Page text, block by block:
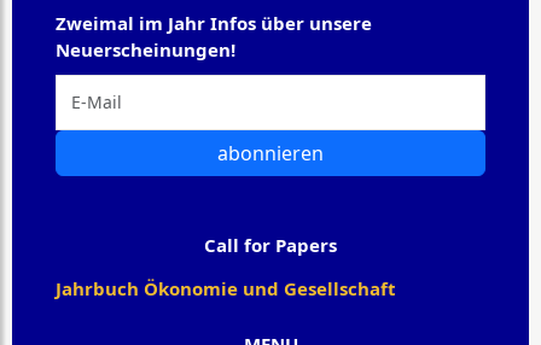
Zweimal im Jahr Infos über unsere
Neuerscheinungen!
abonnieren
Call for Papers
Jahrbuch Ökonomie und Gesellschaft